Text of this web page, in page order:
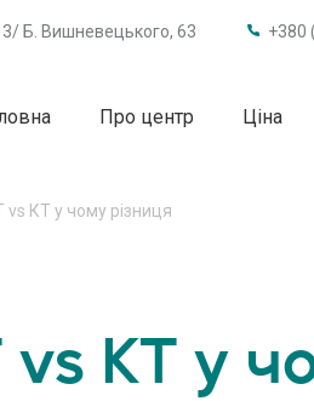
Б. Вишневецького, 63 +380
Про центр Ціна
vs КТ у чому різниця
КТ у